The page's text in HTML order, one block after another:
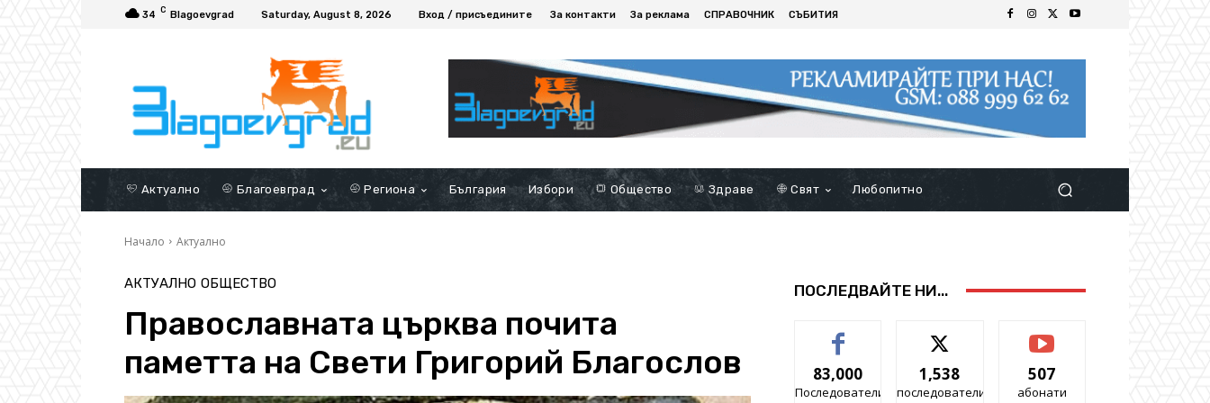
34 C Blagoevgrad Saturday, August 8, 2026 Вход / присъедините За контакти За реклама СПРАВОЧНИК СЪБИТИЯ
Актуално Благоевград Региона България Избори Общество Здраве Свят Любопитно
Начало Актуално
АКТУАЛНО ОБЩЕСТВО
Православната църква почита
паметта на Свети Григорий Благослов
ПОСЛЕДВАЙТЕ НИ...
83,000
Последователи
1,538
последователи
507
абонати